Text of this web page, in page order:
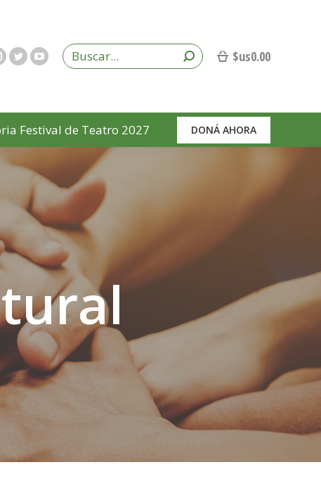
$us0.00
Festival de Teatro 2027 DONÁ AHORA